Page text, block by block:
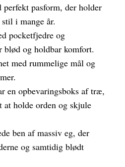
perfekt pasform, der holder
i mange år.
pocketfjedre og
blød og holdbar komfort.
med rummelige mål og
en opbevaringsboks af træ,
at holde orden og skjule
ben af massiv eg, der
og samtidig blødt